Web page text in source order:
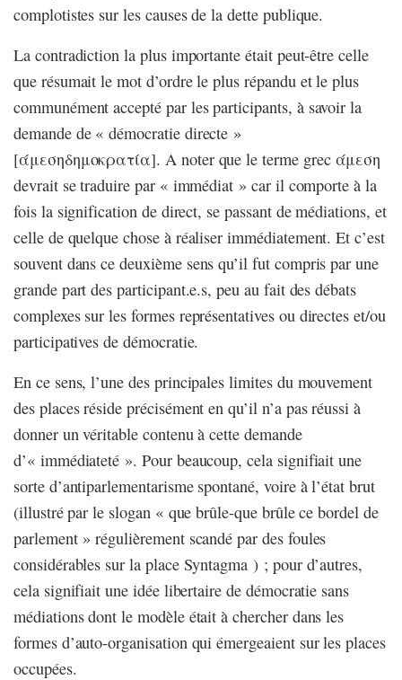
complotistes sur les causes de la dette publique.
La contradiction la plus importante était peut-être celle
que résumait le mot d’ordre le plus répandu et le plus
communément accepté par les participants, à savoir la
demande de « démocratie directe »
[άμεσηδημοκρατία]. A noter que le terme grec άμεση
devrait se traduire par « immédiat » car il comporte à la
fois la signification de direct, se passant de médiations, et
celle de quelque chose à réaliser immédiatement. Et c’est
souvent dans ce deuxième sens qu’il fut compris par une
grande part des participant.e.s, peu au fait des débats
complexes sur les formes représentatives ou directes et/ou
participatives de démocratie.
En ce sens, l’une des principales limites du mouvement
des places réside précisément en qu’il n’a pas réussi à
donner un véritable contenu à cette demande
d’« immédiateté ». Pour beaucoup, cela signifiait une
sorte d’antiparlementarisme spontané, voire à l’état brut
(illustré par le slogan « que brûle-que brûle ce bordel de
parlement » régulièrement scandé par des foules
considérables sur la place Syntagma ) ; pour d’autres,
cela signifiait une idée libertaire de démocratie sans
médiations dont le modèle était à chercher dans les
formes d’auto-organisation qui émergeaient sur les places
occupées.